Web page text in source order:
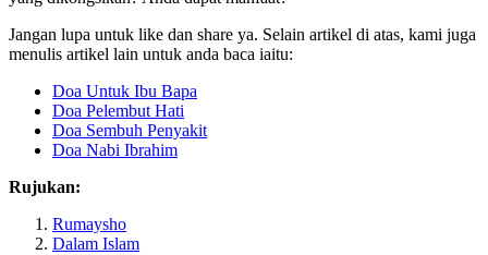
Jangan lupa untuk like dan share ya. Selain artikel di atas, kami juga
menulis artikel lain untuk anda baca iaitu:
Doa Untuk Ibu Bapa
Doa Pelembut Hati
Doa Sembuh Penyakit
Doa Nabi Ibrahim
Rujukan:
Rumaysho
Dalam Islam